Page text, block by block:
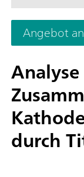
Suppression
mit UV/VIS-
Angebot
durch